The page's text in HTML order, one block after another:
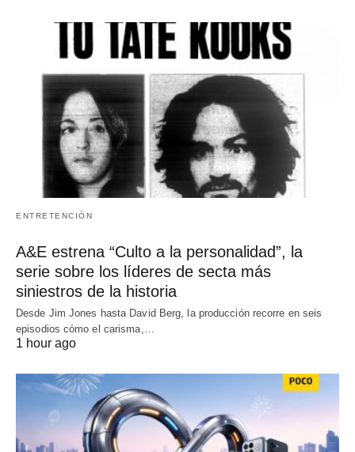
ENTRETENCIÓN
A&E estrena “Culto a la personalidad”, la
serie sobre los líderes de secta más
siniestros de la historia
Desde Jim Jones hasta David Berg, la producción recorre en seis
episodios cómo el carisma,…
1 hour ago